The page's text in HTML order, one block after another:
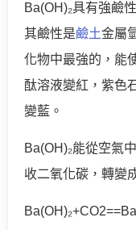
Ba(OH)₂具有強鹼性
其鹼性是鹼土金屬
化物中最強的，能
酞溶液變紅，紫色
變藍。
Ba(OH)₂能從空氣
收二氧化碳，轉變